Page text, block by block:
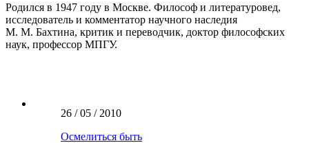
Родился в 1947 году в Москве. Философ и литературовед,
исследователь и комментатор научного наследия
М. М. Бахтина, критик и переводчик, доктор философских
наук, профессор МПГУ.
26 / 05 / 2010
Осмелиться быть